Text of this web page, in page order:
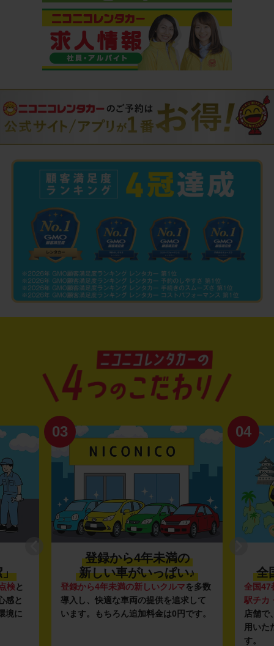
」
検と
感と
境に
03
登録から4年未満の
新しい車がいっぱい♪
登録から4年未満の新しいクルマを多数
導入し、快適な車両の提供を追求して
います。もちろん追加料金は0円です。
04
全
全国47
駅チカ
店舗で
用いた
す。